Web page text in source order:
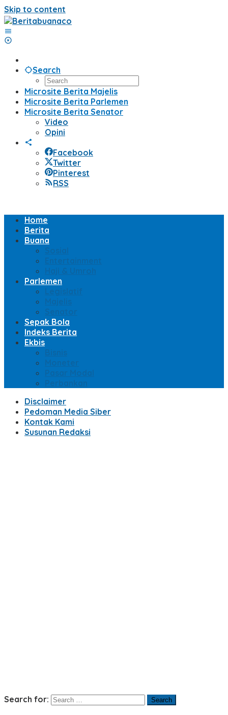
Skip to content
Search
Microsite Berita Majelis
Microsite Berita Parlemen
Microsite Berita Senator
Video
Opini
Facebook
Twitter
Pinterest
RSS
Home
Berita
Buana
Sosial
Entertainment
Haji & Umroh
Parlemen
Legislatif
Majelis
Senator
Sepak Bola
Indeks Berita
Ekbis
Bisnis
Moneter
Pasar Modal
Perbankan
Disclaimer
Pedoman Media Siber
Kontak Kami
Susunan Redaksi
Search for: